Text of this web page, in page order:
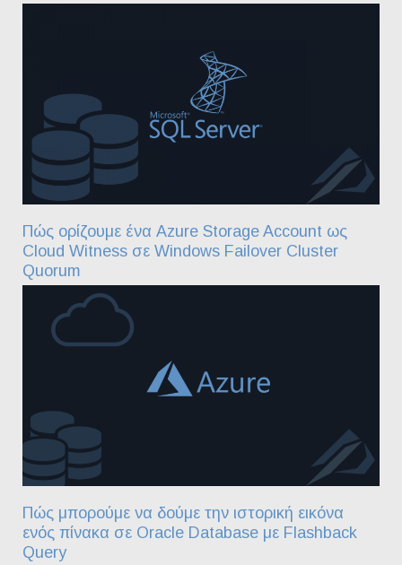
Πώς ορίζουμε ένα Azure Storage Account ως
Cloud Witness σε Windows Failover Cluster
Quorum
Πώς μπορούμε να δούμε την ιστορική εικόνα
ενός πίνακα σε Oracle Database με Flashback
Query